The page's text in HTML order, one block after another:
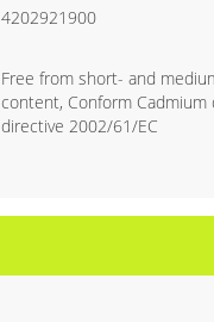
4202921900
Free from short- and
content, Conform Cadmium
directive 2002/61/EC